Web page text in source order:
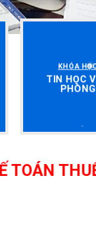
KHÓA
TIN HỌC
PHÒNG
KẾ